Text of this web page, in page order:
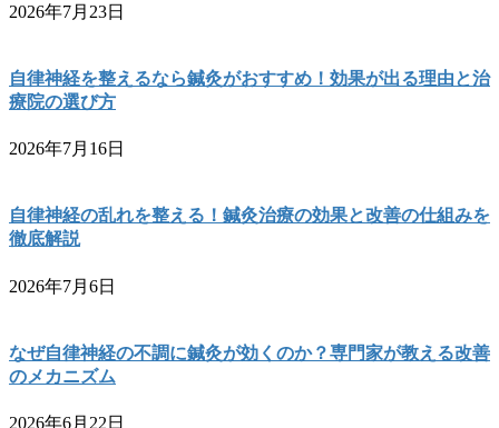
2026年7月23日
自律神経を整えるなら鍼灸がおすすめ！効果が出る理由と治
療院の選び方
2026年7月16日
自律神経の乱れを整える！鍼灸治療の効果と改善の仕組みを
徹底解説
2026年7月6日
なぜ自律神経の不調に鍼灸が効くのか？専門家が教える改善
のメカニズム
2026年6月22日